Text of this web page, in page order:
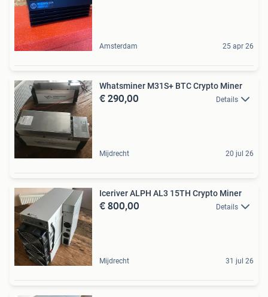
Amsterdam 25 apr 26
Whatsminer M31S+ BTC Crypto Miner
€ 290,00 Details
Mijdrecht 20 jul 26
Iceriver ALPH AL3 15TH Crypto Miner
€ 800,00 Details
Mijdrecht 31 jul 26